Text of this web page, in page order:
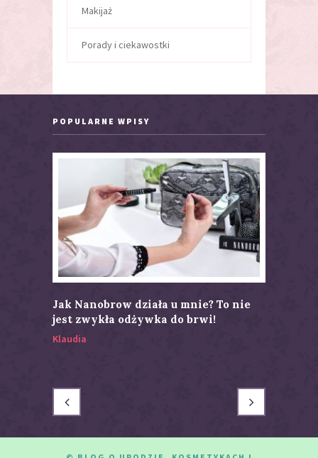
Makijaż
Porady i ciekawostki
POPULARNE WPISY
Jak Nanobrow działa u mnie? To nie
jest zwykła odżywka do brwi!
Klaudia